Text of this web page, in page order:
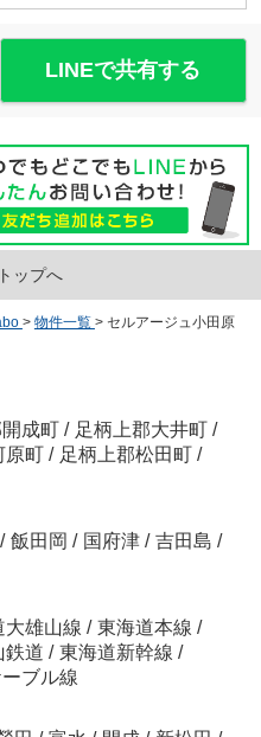
LINEで共有する
ップへ
> 物件一覧 > セルアージュ小田原
成町 / 足柄上郡大井町 /
原町 / 足柄上郡松田町 /
/ 飯田岡 / 国府津 / 吉田島 /
大雄山線 / 東海道本線 /
鉄道 / 東海道新幹線 /
ブル線